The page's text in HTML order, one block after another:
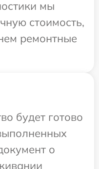
мы
стоимость,
ремонтные
будет готово
о